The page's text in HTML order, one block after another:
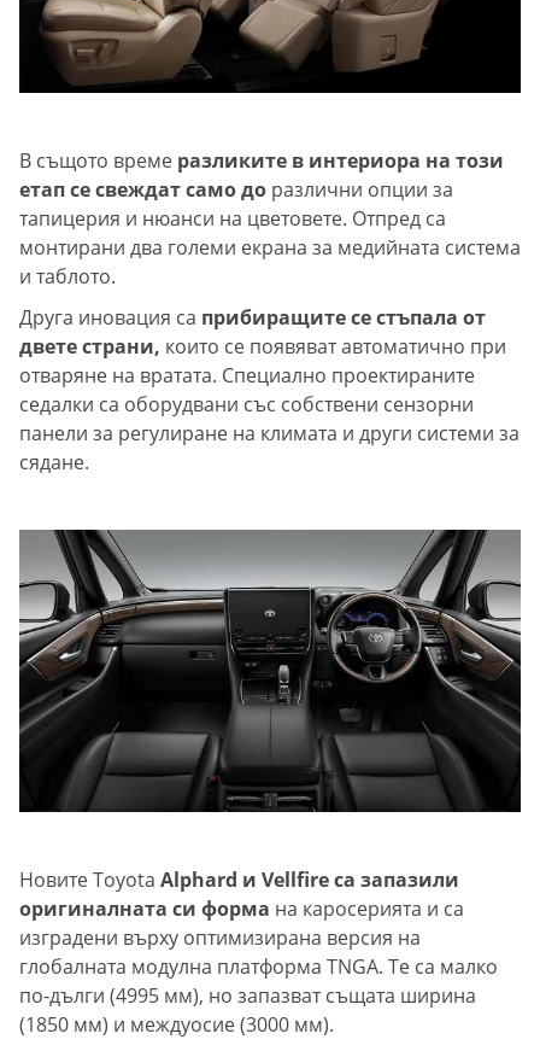
В същото време разликите в интериора на този
етап се свеждат само до различни опции за
тапицерия и нюанси на цветовете. Отпред са
монтирани два големи екрана за медийната система
и таблото.
Друга иновация са прибиращите се стъпала от
двете страни, които се появяват автоматично при
отваряне на вратата. Специално проектираните
седалки са оборудвани със собствени сензорни
панели за регулиране на климата и други системи за
сядане.
Новите Toyota Alphard и Vellfire са запазили
оригиналната си форма на каросерията и са
изградени върху оптимизирана версия на
глобалната модулна платформа TNGA. Те са малко
по-дълги (4995 мм), но запазват същата ширина
(1850 мм) и междуосие (3000 мм).